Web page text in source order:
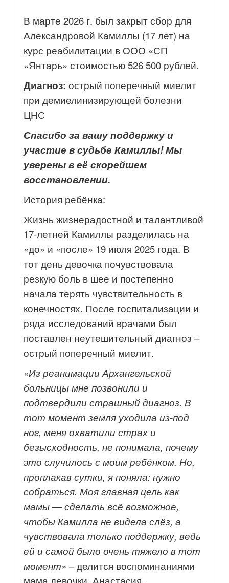
В марте 2026 г. был закрыт сбор для
Александровой Камиллы (17 лет) на
курс реабилитации в ООО «СП
«Янтарь» стоимостью 526 500 рублей.
Диагноз: острый поперечный миелит
при демиелинизирующей болезни
ЦНС
Спасибо за вашу поддержку и
участие в судьбе Камиллы! Мы
уверены в её скорейшем
восстановлении.
История ребёнка:
Жизнь жизнерадостной и талантливой
17-летней Камиллы разделилась на
«до» и «после» 19 июля 2025 года. В
тот день девочка почувствовала
резкую боль в шее и постепенно
начала терять чувствительность в
конечностях. После госпитализации и
ряда исследований врачами был
поставлен неутешительный диагноз –
острый поперечный миелит.
«Из реанимации Архангельской
больницы мне позвонили и
подтвердили страшный диагноз. В
тот момент земля уходила из-под
ног, меня охватили страх и
безысходность, не понимала, почему
это случилось с моим ребёнком. Но,
проплакав сутки, я поняла: нужно
собраться. Моя главная цель как
мамы — сделать всё возможное,
чтобы Камилла не видела слёз, а
чувствовала только поддержку, ведь
ей и самой было очень тяжело в тот
момент» – делится воспоминаниями